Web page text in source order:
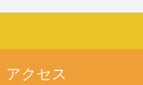
アクセス